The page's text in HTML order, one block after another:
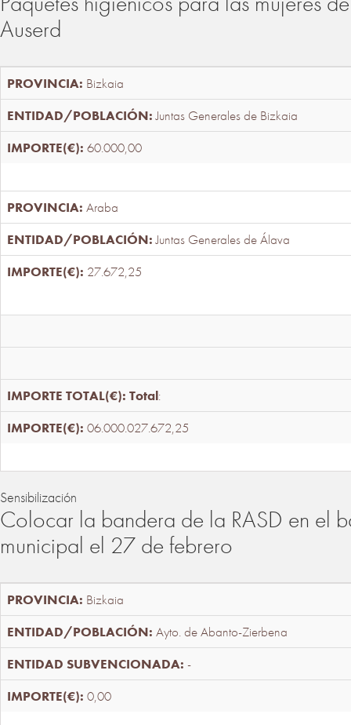
Auserd
Bizkaia
Juntas Generales de Bizkaia
60.000,00
Araba
Juntas Generales de Álava
27.672,25
Total:
06.000.027.672,25
Sensibilización
Colocar la bandera de la RASD en el
municipal el 27 de febrero
Bizkaia
Ayto. de Abanto-Zierbena
-
0,00